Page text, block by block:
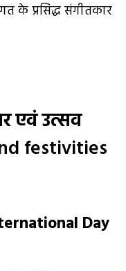
के प्रसिद्ध संगीतकार
एवं उत्सव
festivities
Day